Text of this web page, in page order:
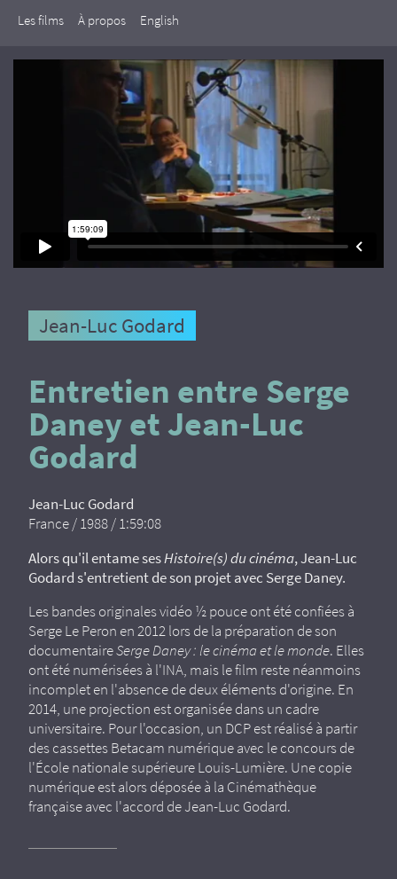
Les films À propos English
Jean-Luc Godard
Entretien entre Serge
Daney et Jean-Luc
Godard
Jean-Luc Godard
France / 1988 / 1:59:08
Alors qu'il entame sesHistoire(s) du cinéma, Jean-Luc
Godard s'entretient de son projet avec Serge Daney.
Les bandes originales vidéo ½ pouce ont été confiées à
Serge Le Peron en 2012 lors de la préparation de son
documentaireSerge Daney : le cinéma et le monde. Elles
ont été numérisées à l'INA, mais le film reste néanmoins
incomplet en l'absence de deux éléments d'origine. En
2014, une projection est organisée dans un cadre
universitaire. Pour l'occasion, un DCP est réalisé à partir
des cassettes Betacam numérique avec le concours de
l'École nationale supérieure Louis-Lumière. Une copie
numérique est alors déposée à la Cinémathèque
française avec l'accord de Jean-Luc Godard.